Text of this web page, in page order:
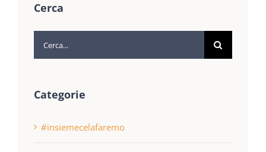
Cerca
Cerca
per:
Categorie
#insiemecelafaremo